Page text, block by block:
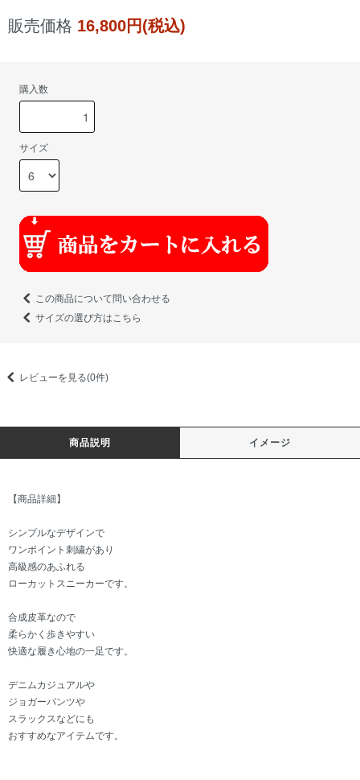
販売価格 16,800円(税込)
購入数
サイズ
この商品について問い合わせる
サイズの選び方はこちら
レビューを見る(0件)
商品説明 イメージ
【商品詳細】
シンプルなデザインで
ワンポイント刺繍があり
高級感のあふれる
ローカットスニーカーです。
合成皮革なので
柔らかく歩きやすい
快適な履き心地の一足です。
デニムカジュアルや
ジョガーパンツや
スラックスなどにも
おすすめなアイテムです。